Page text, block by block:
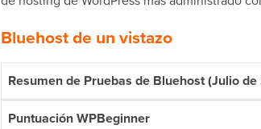
Bluehost de un vistazo
Resumen de Pruebas de Bluehost (Julio
Puntuación WPBeginner